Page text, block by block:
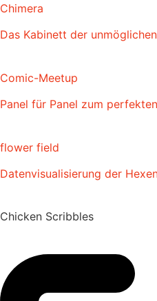
Chimera
Das Kabinett der
Comic-Meetup
Panel für Panel zum
flower field
Datenvisualisierung der
Chicken Scribbles